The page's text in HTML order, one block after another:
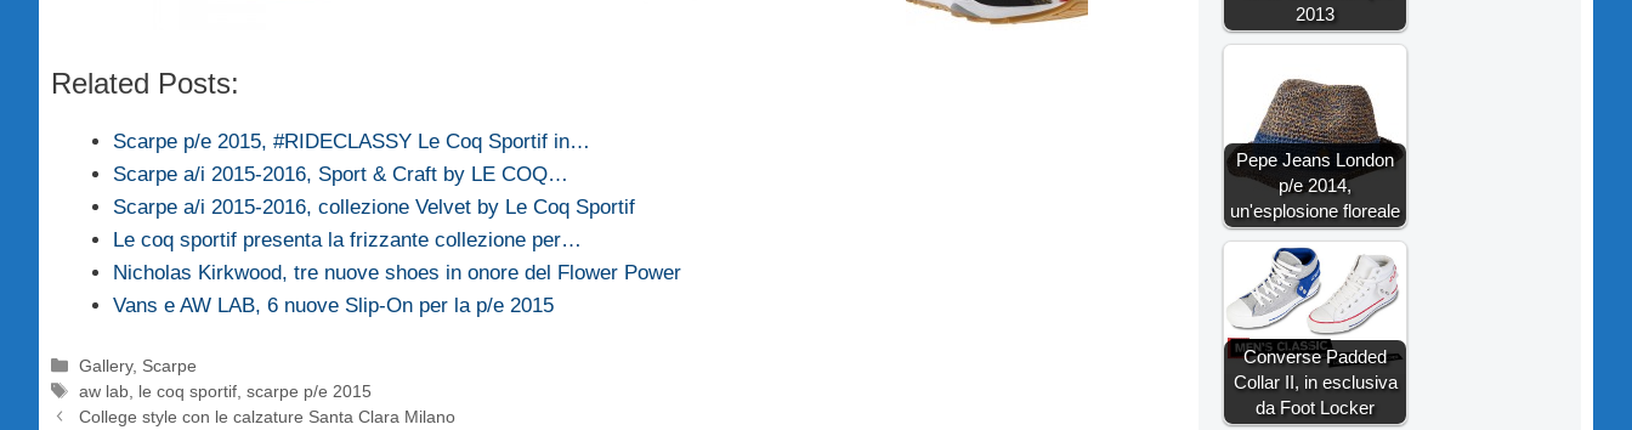
Related Posts:
Scarpe p/e 2015, #RIDECLASSY Le Coq Sportif in…
Scarpe a/i 2015-2016, Sport & Craft by LE COQ…
Scarpe a/i 2015-2016, collezione Velvet by Le Coq Sportif
Le coq sportif presenta la frizzante collezione per…
Nicholas Kirkwood, tre nuove shoes in onore del Flower Power
Vans e AW LAB, 6 nuove Slip-On per la p/e 2015
Categorie
Gallery, Scarpe
Tag
aw lab le coq sportif ,scarpe p/e 2015
College style con le calzature Santa Clara Milano
2013
Pepe Jeans London
p/e 2014,
un'esplosione floreale
Converse Padded
Collar II, in esclusiva
da Foot Locker